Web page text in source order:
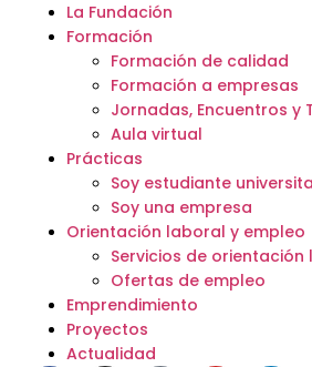
La Fundación
Formación
Formación de calidad
Formación a empresas
Jornadas, Encuentros y
Aula virtual
Prácticas
Soy estudiante
Soy una empresa
Orientación laboral y empleo
Servicios de orientación
Ofertas de empleo
Emprendimiento
Proyectos
Actualidad